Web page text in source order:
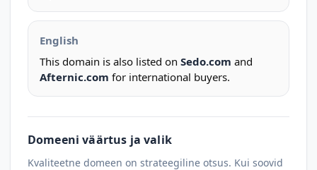
English
This domain is also listed on Sedo.com and
Afternic.com for international buyers.
Domeeni väärtus ja valik
Kvaliteetne domeen on strateegiline otsus. Kui soovid